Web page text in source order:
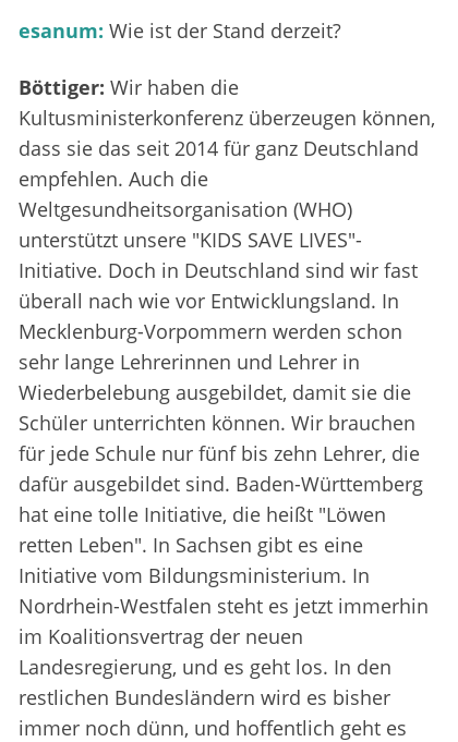
esanum: Wie ist der Stand derzeit?
Böttiger: Wir haben die
Kultusministerkonferenz überzeugen können,
dass sie das seit 2014 für ganz Deutschland
empfehlen. Auch die
Weltgesundheitsorganisation (WHO)
unterstützt unsere "KIDS SAVE LIVES"-
Initiative. Doch in Deutschland sind wir fast
überall nach wie vor Entwicklungsland. In
Mecklenburg-Vorpommern werden schon
sehr lange Lehrerinnen und Lehrer in
Wiederbelebung ausgebildet, damit sie die
Schüler unterrichten können. Wir brauchen
für jede Schule nur fünf bis zehn Lehrer, die
dafür ausgebildet sind. Baden-Württemberg
hat eine tolle Initiative, die heißt "Löwen
retten Leben". In Sachsen gibt es eine
Initiative vom Bildungsministerium. In
Nordrhein-Westfalen steht es jetzt immerhin
im Koalitionsvertrag der neuen
Landesregierung, und es geht los. In den
restlichen Bundesländern wird es bisher
immer noch dünn, und hoffentlich geht es